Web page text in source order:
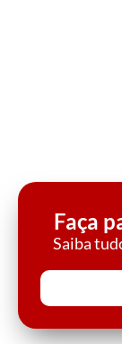
Faça
Saiba